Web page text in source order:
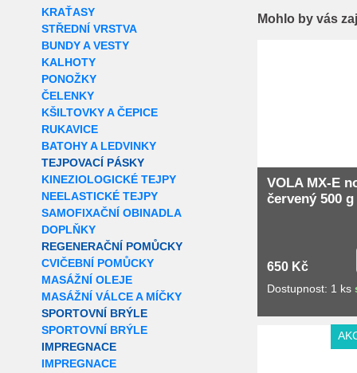
KRAŤASY
STŘEDNÍ VRSTVA
BUNDY A VESTY
KALHOTY
PONOŽKY
ČELENKY
KŠILTOVKY A ČEPICE
RUKAVICE
BATOHY A LEDVINKY
TEJPOVACÍ PÁSKY
KINEZIOLOGICKÉ TEJPY
NEELASTICKÉ TEJPY
SAMOFIXAČNÍ OBINADLA
DOPLŇKY
REGENERAČNÍ POMŮCKY
CVIČEBNÍ POMŮCKY
MASÁŽNÍ OLEJE
MASÁŽNÍ VÁLCE A MÍČKY
SPORTOVNÍ BRÝLE
SPORTOVNÍ BRÝLE
IMPREGNACE
IMPREGNACE
Mohlo by vás
VOLA MX-E
červený 500 g
650 Kč
Dostupnost: 1 ks
Extra slevy pro